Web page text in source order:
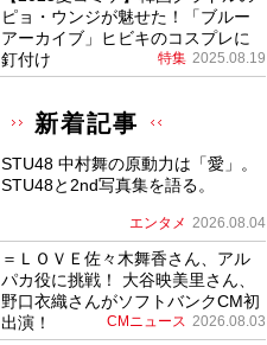
ピョ・ウンジが魅せた！「ブルー
アーカイブ」ヒビキのコスプレに
釘付け
特集 2025.08.19
新着記事
STU48 中村舞の原動力は「愛」。
STU48と2nd写真集を語る。
エンタメ 2026.08.04
＝ＬＯＶＥ佐々木舞香さん、アル
パカ役に挑戦！ 大谷映美里さん、
野口衣織さんがソフトバンクCM初
出演！
CMニュース 2026.08.03